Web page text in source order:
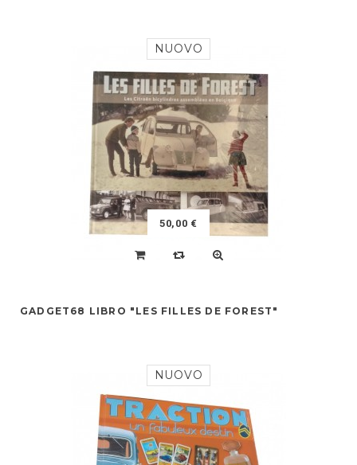
NUOVO
50,00 €
GADGET68 LIBRO "LES FILLES DE FOREST"
NUOVO